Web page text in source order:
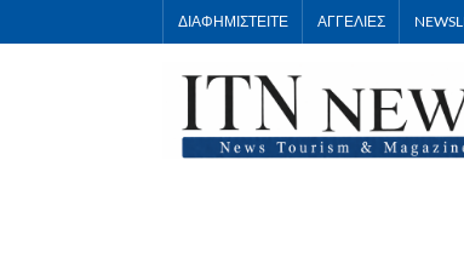
to
ΔΙΑΦΗΜΙΣΤΕΙΤΕ ΑΓΓΕΛΙΕΣ